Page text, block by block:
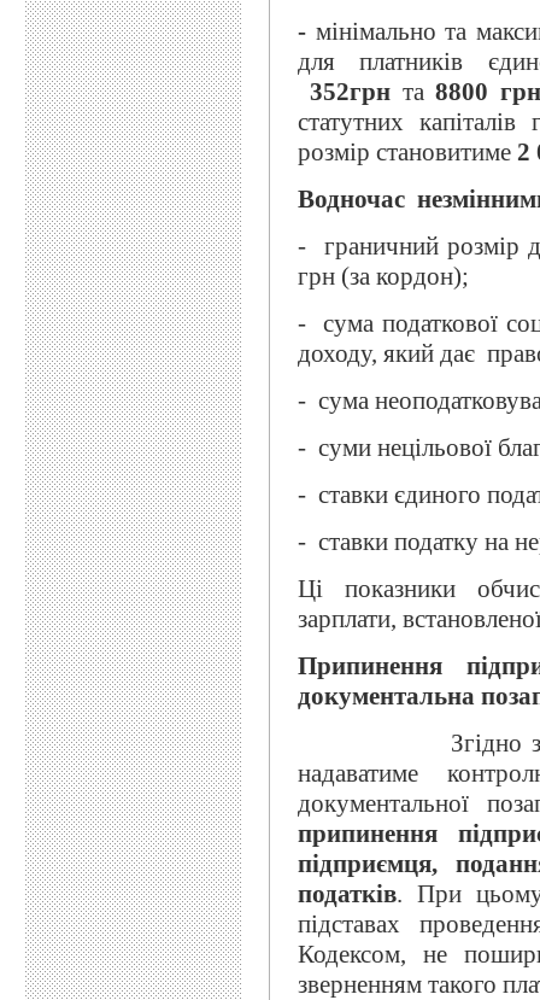
- мінімально та
для платників
352грнта8800
статутних
розмір становитиме 2
Водночас
- граничний розмір
грн (за кордон);
- сума податкової
доходу, який дає
- сума
- суми нецільової
- ставки єдиного
- ставки податку на
Ці показники
зарплати,
Припинення
документальна
Згідно
надаватиме
документальної
припинення
підприємця,
податків. При
підставах
Кодексом, не
зверненням такого